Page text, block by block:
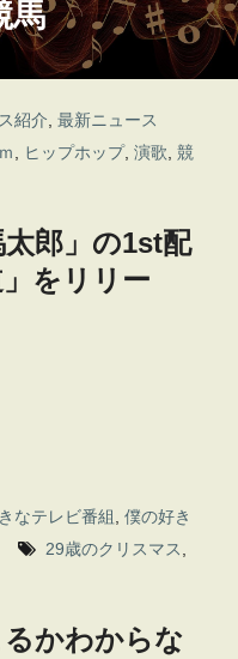
馬
紹介 最新ニュース
ヒップホップ, 演歌 競
郎」の1st配
をリリー
なテレビ番組
僕の好き
29歳のクリスマス
かわからな